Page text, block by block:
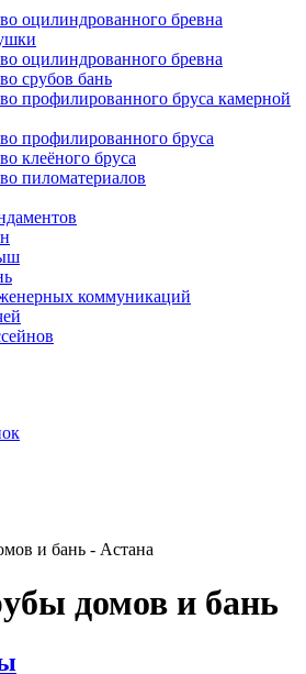
оцилиндрованного бревна
оцилиндрованного бревна
срубов бань
профилированного бруса камерной
профилированного бруса
клеёного бруса
пиломатериалов
коммуникаций
и бань - Астана
домов и бань